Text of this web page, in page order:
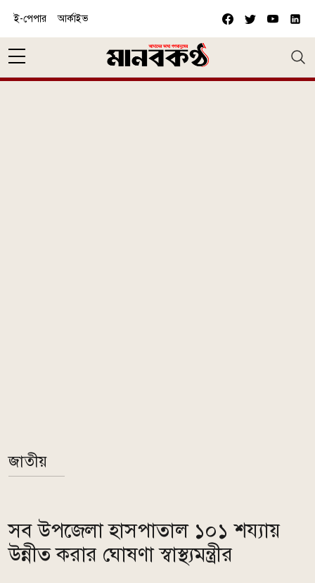
ই-পেপার আর্কাইভ
জাতীয়
সব উপজেলা হাসপাতাল ১০১ শয্যায়
উন্নীত করার ঘোষণা স্বাস্থ্যমন্ত্রীর